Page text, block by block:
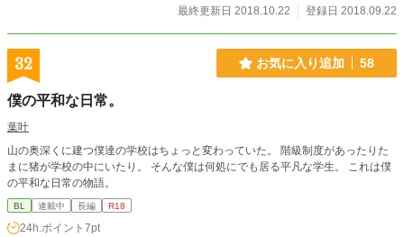
最終更新日 2018.10.22
登録日 2018.09.22
32 お気に入り追加 58
僕の平和な日常。
葉叶
山の奥深くに建つ僕達の学校はちょっと変わっていた。 階級制度があったりた
まに猪が学校の中にいたり。 そんな僕は何処にでも居る平凡な学生。 これは僕
の平和な日常の物語。
BL 連載中 長編 R18
24h.ポイント 7pt